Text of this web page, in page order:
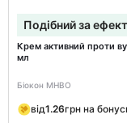
Подібний за
Крем активний проти
мл
Біокон МНВО
від1.26грн на